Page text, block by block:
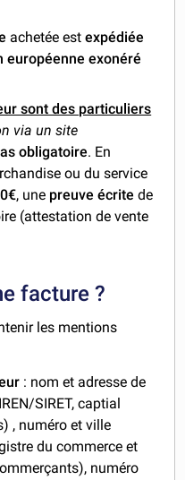
achetée estexpédiée
européenne exonéré
sont des particuliers
via un site
obligatoire. En
ou du service
, une preuve écritede
(attestation de vente
facture ?
les mentions
: nom et adresse de
SIRET, captial
, numéro et ville
du commerce et
numéro